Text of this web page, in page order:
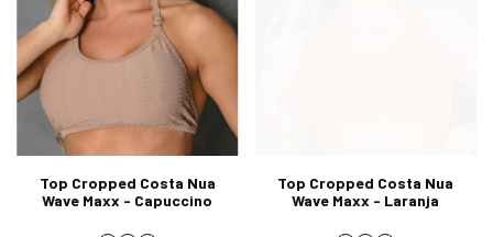
Top Cropped Costa Nua
Wave Maxx - Capuccino
Top Cropped Costa Nua
Wave Maxx - Laranja